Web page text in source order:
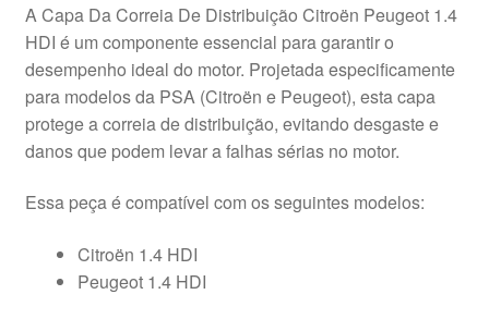
A Capa Da Correia De Distribuição Citroën Peugeot 1.4
HDI é um componente essencial para garantir o
desempenho ideal do motor. Projetada especificamente
para modelos da PSA (Citroën e Peugeot), esta capa
protege a correia de distribuição, evitando desgaste e
danos que podem levar a falhas sérias no motor.
Essa peça é compatível com os seguintes modelos:
Citroën 1.4 HDI
Peugeot 1.4 HDI